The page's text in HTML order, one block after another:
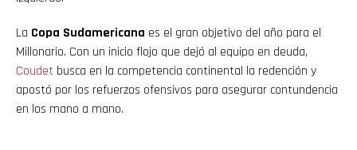
La Copa Sudamericana es el gran objetivo del año para el
Millonario. Con un inicio flojo que dejó al equipo en deuda,
Coudet busca en la competencia continental la redención y
apostó por los refuerzos ofensivos para asegurar contundencia
en los mano a mano.